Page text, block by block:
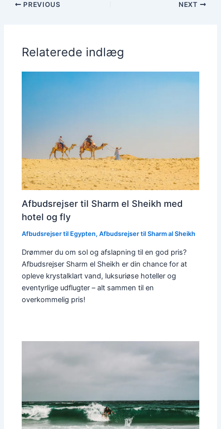
PREVIOUS NEXT
Relaterede indlæg
Afbudsrejser til Sharm el Sheikh med
hotel og fly
Afbudsrejser til Egypten,Afbudsrejser til Sharm al Sheikh
Drømmer du om sol og afslapning til en god pris?
Afbudsrejser Sharm el Sheikh er din chance for at
opleve krystalklart vand, luksuriøse hoteller og
eventyrlige udflugter – alt sammen til en
overkommelig pris!